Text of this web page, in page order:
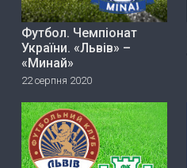
Футбол. Чемпіонат
України. «Львів» –
«Минай»
22 серпня 2020